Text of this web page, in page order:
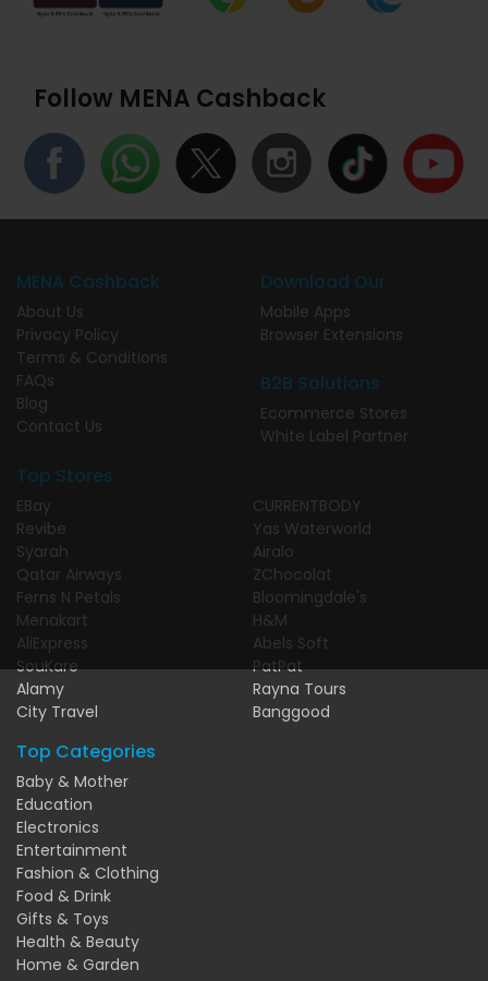
Follow MENA Cashback
MENA Cashback
About Us
Privacy Policy
Terms & Conditions
FAQs
Blog
Contact Us
Download Our
Mobile Apps
Browser Extensions
B2B Solutions
Ecommerce Stores
White Label Partner
Top Stores
EBay
Revibe
Syarah
Qatar Airways
Ferns N Petals
Menakart
AliExpress
SouKare
Alamy
City Travel
CURRENTBODY
Yas Waterworld
Airalo
ZChocolat
Bloomingdale's
H&M
Abels Soft
PatPat
Rayna Tours
Banggood
Top Categories
Baby & Mother
Education
Electronics
Entertainment
Fashion & Clothing
Food & Drink
Gifts & Toys
Health & Beauty
Home & Garden